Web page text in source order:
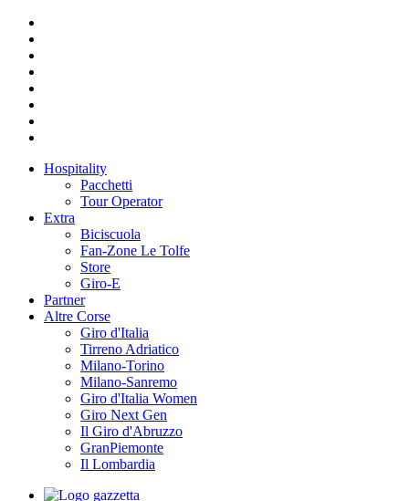
Hospitality
Pacchetti
Tour Operator
Extra
Biciscuola
Fan-Zone Le Tolfe
Store
Giro-E
Partner
Altre Corse
Giro d'Italia
Tirreno Adriatico
Milano-Torino
Milano-Sanremo
Giro d'Italia Women
Giro Next Gen
Il Giro d'Abruzzo
GranPiemonte
Il Lombardia